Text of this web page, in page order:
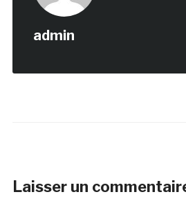
admin
Laisser un